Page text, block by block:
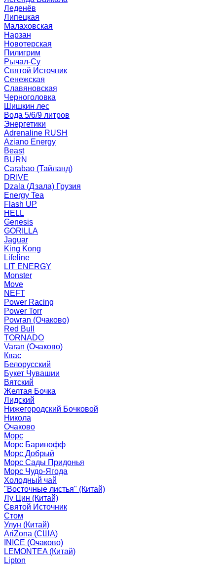
Леденёв
Липецкая
Малаховская
Нарзан
Новотерская
Пилигрим
Рычал-Су
Святой Источник
Сенежская
Славяновская
Черноголовка
Шишкин лес
Вода 5/6/9 литров
Энергетики
Adrenaline RUSH
Aziano Energy
Beast
BURN
Carabao (Тайланд)
DRIVE
Dzala (Дзала) Грузия
Energy Tea
Flash UP
HELL
Genesis
GORILLA
Jaguar
King Kong
Lifeline
LIT ENERGY
Monster
Move
NEFT
Power Racing
Power Torr
Powran (Очаково)
Red Bull
TORNADO
Varan (Очаково)
Квас
Белорусский
Букет Чувашии
Вятский
Желтая Бочка
Лидский
Нижегородский Бочковой
Никола
Очаково
Морс
Морс Баринофф
Морс Добрый
Морс Сады Придонья
Морс Чудо-Ягода
Холодный чай
"Восточные листья" (Китай)
Лу Цин (Китай)
Святой Источник
Стом
Улун (Китай)
AriZona (США)
INICE (Очаково)
LEMONTEA (Китай)
Lipton